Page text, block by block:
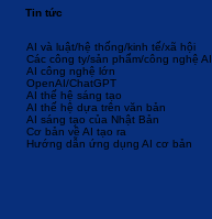
AI và luật/hệ thống/kinh tế/xã hội
Các công ty/sản phẩm/công nghệ AI
AI công nghệ lớn
OpenAI/ChatGPT
AI thế hệ sáng tạo
AI thế hệ dựa trên văn bản
AI sáng tạo của Nhật Bản
Cơ bản về AI tạo ra
Hướng dẫn ứng dụng AI cơ bản
Tin tức